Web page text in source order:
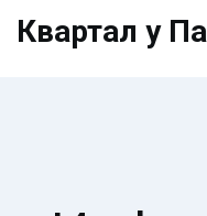
Квартал у